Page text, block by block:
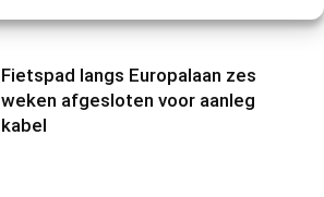
Fietspad langs Europalaan zes
weken afgesloten voor aanleg
kabel